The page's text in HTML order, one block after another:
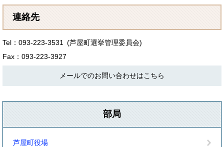
連絡先
Tel：093-223-3531
芦屋町選挙管理委員会
Fax：093-223-3927
メールでのお問い合わせはこちら
部局
芦屋町役場